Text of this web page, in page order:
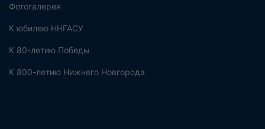
Фотогалерея
К юбилею ННГАСУ
К 80-летию Победы
К 800-летию Нижнего Новгорода